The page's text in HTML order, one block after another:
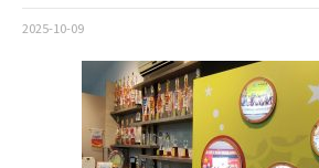
2025-10-09